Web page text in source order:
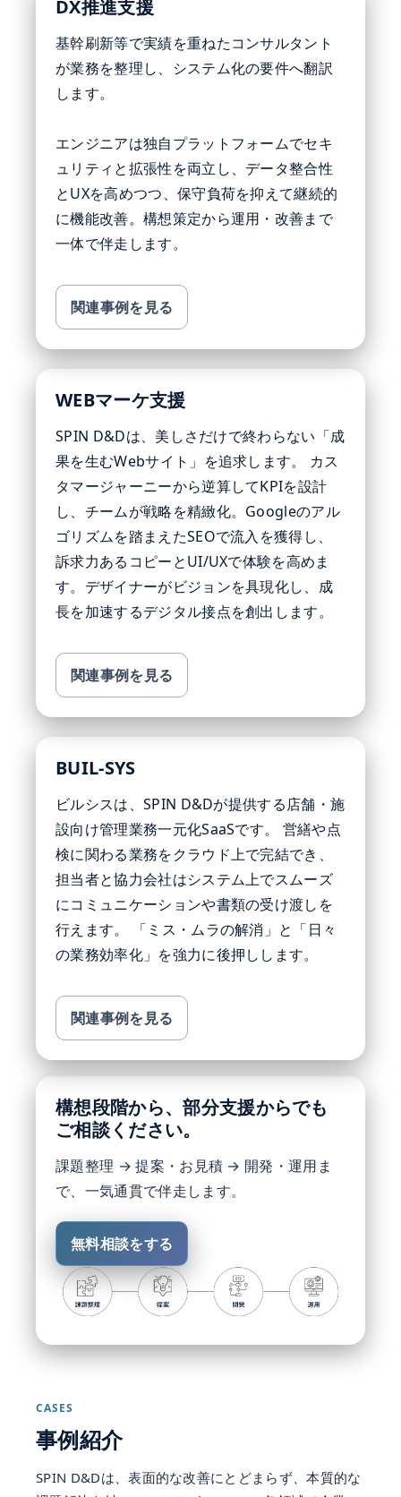
DX推進支援
基幹刷新等で実績を重ねたコンサルタント
が業務を整理し、システム化の要件へ翻訳
します。
エンジニアは独自プラットフォームでセキ
ュリティと拡張性を両立し、データ整合性
とUXを高めつつ、保守負荷を抑えて継続的
に機能改善。構想策定から運用・改善まで
一体で伴走します。
関連事例を見る
WEBマーケ支援
SPIN D&Dは、美しさだけで終わらない「成
果を生むWebサイト」を追求します。 カス
タマージャーニーから逆算してKPIを設計
し、チームが戦略を精緻化。Googleのアル
ゴリズムを踏まえたSEOで流入を獲得し、
訴求力あるコピーとUI/UXで体験を高めま
す。デザイナーがビジョンを具現化し、成
長を加速するデジタル接点を創出します。
関連事例を見る
BUIL-SYS
ビルシスは、SPIN D&Dが提供する店舗・施
設向け管理業務一元化SaaSです。 営繕や点
検に関わる業務をクラウド上で完結でき、
担当者と協力会社はシステム上でスムーズ
にコミュニケーションや書類の受け渡しを
行えます。 「ミス・ムラの解消」と「日々
の業務効率化」を強力に後押しします。
関連事例を見る
構想段階から、部分支援からでも
ご相談ください。
課題整理 → 提案・お見積 → 開発・運用ま
で、一気通貫で伴走します。
無料相談をする
CASES
事例紹介
SPIN D&Dは、表面的な改善にとどまらず、本質的な